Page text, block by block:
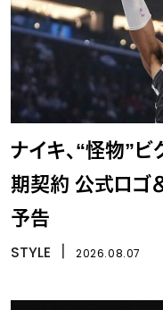
ナイキ、“怪物”ビ
期契約 公式ロゴ
予告
STYLE 2026.08.07